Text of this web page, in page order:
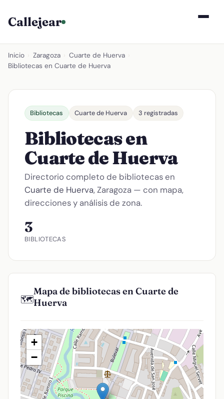
Callejear
Inicio Zaragoza Cuarte de Huerva
Bibliotecas en Cuarte de Huerva
Bibliotecas Cuarte de Huerva 3 registradas
Bibliotecas en
Cuarte de Huerva
Directorio completo de bibliotecas en
Cuarte de Huerva, Zaragoza — con mapa,
direcciones y análisis de zona.
3
BIBLIOTECAS
🗺️
Mapa de bibliotecas en Cuarte de
Huerva
+
−